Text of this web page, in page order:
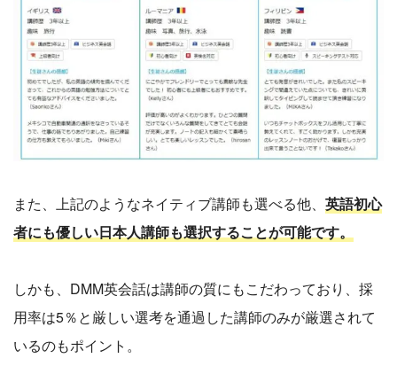
また、上記のようなネイティブ講師も選べる他、 英語初心
者にも優しい日本人講師も選択することが可能です。
しかも、DMM英会話は講師の質にもこだわっており、採
用率は5％と厳しい選考を通過した講師のみが厳選されて
いるのもポイント。